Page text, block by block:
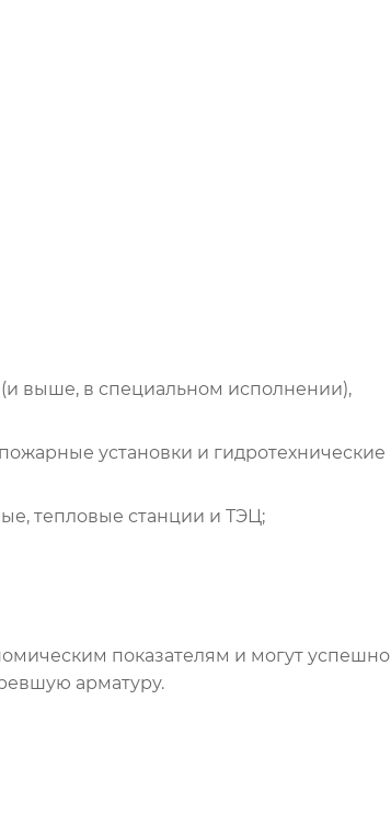
(и выше, в специальном исполнении),
установки и гидротехнические
тепловые станции и ТЭЦ;
показателям и могут успешно
арматуру.